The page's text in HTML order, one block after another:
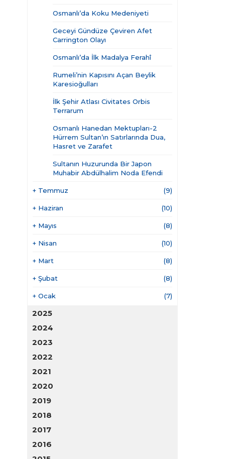
Osmanlı’da Koku Medeniyeti
Geceyi Gündüze Çeviren Afet
Carrington Olayı
Osmanlı’da İlk Madalya Ferahî
Rumeli’nin Kapısını Açan Beylik
Karesioğulları
İlk Şehir Atlası Civitates Orbis
Terrarum
Osmanlı Hanedan Mektupları-2
Hürrem Sultan’ın Satırlarında Dua,
Hasret ve Zarafet
Sultanın Huzurunda Bir Japon
Muhabir Abdülhalim Noda Efendi
+ Temmuz (9)
+ Haziran (10)
+ Mayıs (8)
+ Nisan (10)
+ Mart (8)
+ Şubat (8)
+ Ocak (7)
2025
2024
2023
2022
2021
2020
2019
2018
2017
2016